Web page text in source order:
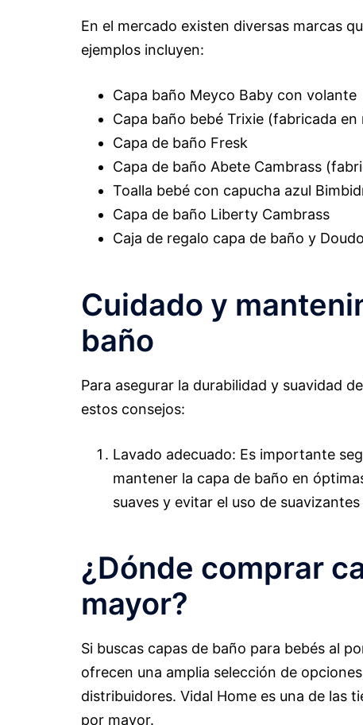
En el mercado existen diversas marcas
ejemplos incluyen:
Capa baño Meyco Baby con volante
Capa baño bebé Trixie (fabricada
Capa de baño Fresk
Capa de baño Abete Cambrass
Toalla bebé con capucha azul
Capa de baño Liberty Cambrass
Caja de regalo capa de baño y
Cuidado y
baño
Para asegurar la durabilidad y suavidad
estos consejos:
Lavado adecuado: Es importante
mantener la capa de baño en
suaves y evitar el uso de
¿Dónde comprar
mayor?
Si buscas capas de baño para bebés al
ofrecen una amplia selección de
distribuidores. Vidal Home es una de las
por mayor.